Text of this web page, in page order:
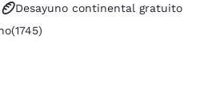
Desayuno continental gratuito
gratisBueno. 1745 reseñas
(1745)